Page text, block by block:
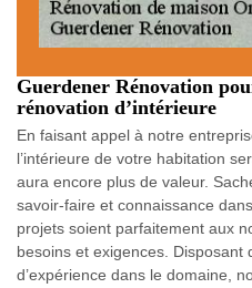
Guerdener Rénovation
rénovation d’intérieure
En faisant appel à notre
l’intérieure de votre habitation
aura encore plus de valeur.
savoir-faire et connaissance
projets soient parfaitement aux
besoins et exigences. Disposant
d’expérience dans le domaine,